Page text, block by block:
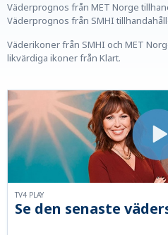
Väderprognos från MET Norge
Väderprognos från SMHI
Väderikoner från SMHI och MET
likvärdiga ikoner från Klart.
Se den senaste
TV4 PLAY